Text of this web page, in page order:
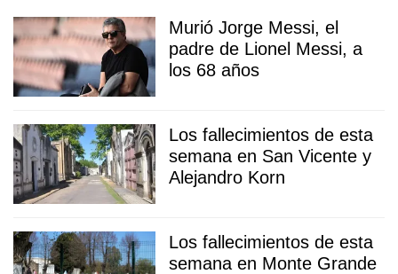
Murió Jorge Messi, el
padre de Lionel Messi, a
los 68 años
Los fallecimientos de esta
semana en San Vicente y
Alejandro Korn
Los fallecimientos de esta
semana en Monte Grande